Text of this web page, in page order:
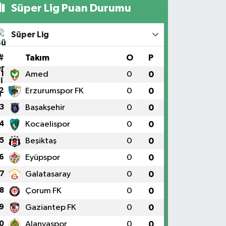
Süper Lig Puan Durumu
Süper Lig
Takım O P
1 Amed 0 0
Erzurumspor FK 0 0
3 Başakşehir 0 0
Kocaelispor 0 0
5 Beşiktaş 0 0
Eyüpspor 0 0
7 Galatasaray 0 0
8 Çorum FK 0 0
Gaziantep FK 0 0